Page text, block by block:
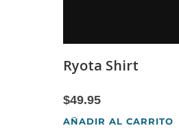
Ryota Shirt
$49.95
AÑADIR AL CARRITO